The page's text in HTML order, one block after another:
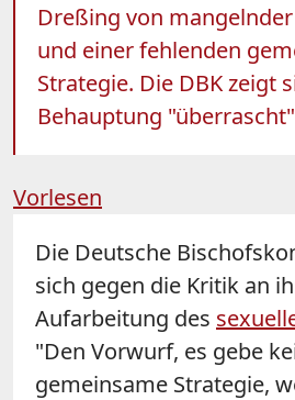
Dreßing von
und einer fehlenden
Strategie. Die DBK zeigt
Behauptung
Vorlesen
Die Deutsche
sich gegen die Kritik an
Aufarbeitung des
"Den Vorwurf, es gebe
gemeinsame Strategie,